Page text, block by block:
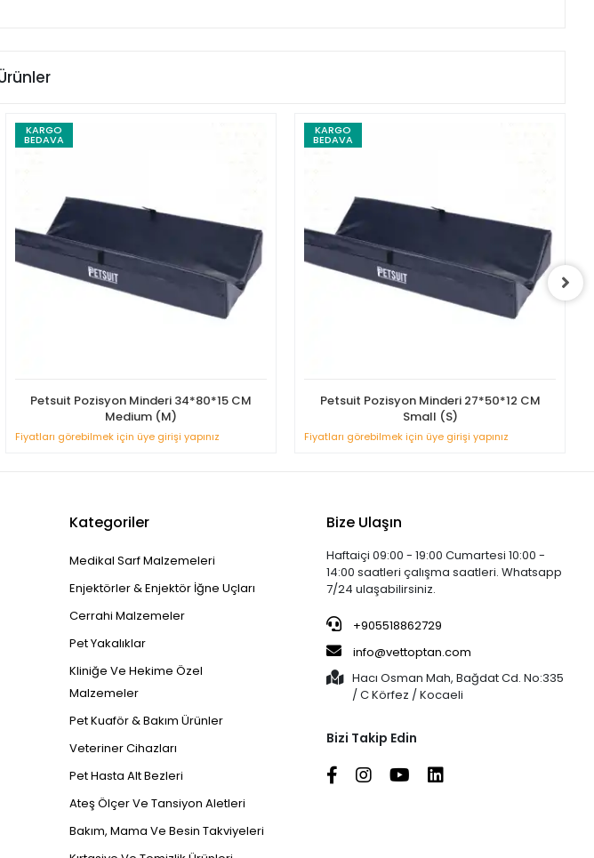
KARGO
BEDAVA
Petsuit Pozisyon Minderi 34*80*15 CM
Medium (M)
Fiyatları görebilmek için üye girişi yapınız
KARGO
BEDAVA
Petsuit Pozisyon Minderi 27*50*12 CM
Small (S)
Fiyatları görebilmek için üye girişi yapınız
Kategoriler
Medikal Sarf Malzemeleri
Enjektörler & Enjektör İğne Uçları
Cerrahi Malzemeler
Pet Yakalıklar
Kliniğe Ve Hekime Özel
Malzemeler
Pet Kuaför & Bakım Ürünler
Veteriner Cihazları
Pet Hasta Alt Bezleri
Ateş Ölçer Ve Tansiyon Aletleri
Bakım, Mama Ve Besin Takviyeleri
Bize Ulaşın
Haftaiçi 09:00 - 19:00 Cumartesi 10:00 -
14:00 saatleri çalışma saatleri. Whatsapp
7/24 ulaşabilirsiniz.
+905518862729
info@vettoptan.com
Hacı Osman Mah, Bağdat Cd. No:335
/ C Körfez / Kocaeli
Bizi Takip Edin